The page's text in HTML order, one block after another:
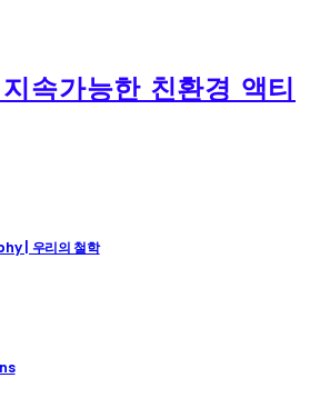
속가능한 친환경 액티
| 우리의 철학